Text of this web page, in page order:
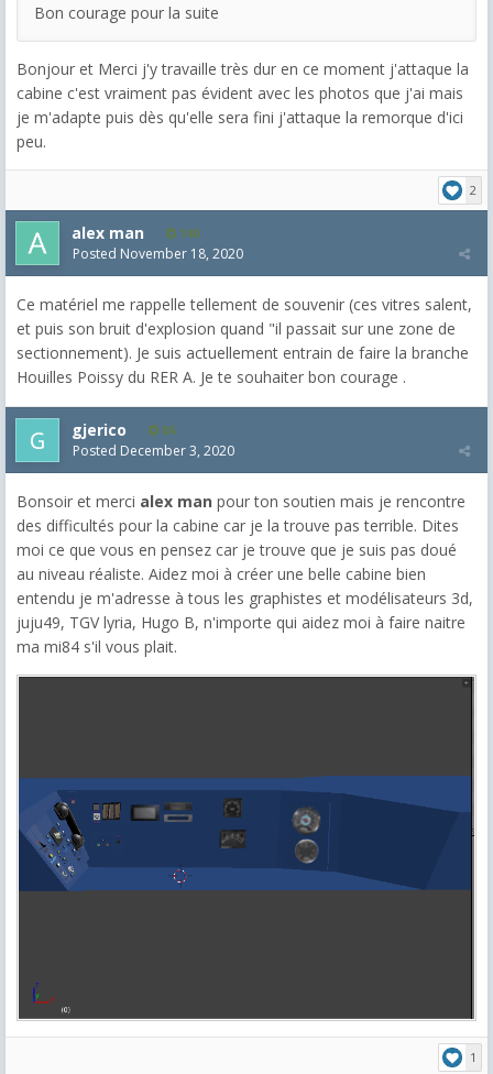
Bon courage pour la suite
Bonjour et Merci j'y travaille très dur en ce moment j'attaque la
cabine c'est vraiment pas évident avec les photos que j'ai mais
je m'adapte puis dès qu'elle sera fini j'attaque la remorque d'ici
peu.
2
alex man 140
Posted November 18, 2020
Ce matériel me rappelle tellement de souvenir (ces vitres salent,
et puis son bruit d'explosion quand "il passait sur une zone de
sectionnement). Je suis actuellement entrain de faire la branche
Houilles Poissy du RER A. Je te souhaiter bon courage .
gjerico 86
Posted December 3, 2020
Bonsoir et merci alex man pour ton soutien mais je rencontre
des difficultés pour la cabine car je la trouve pas terrible. Dites
moi ce que vous en pensez car je trouve que je suis pas doué
au niveau réaliste. Aidez moi à créer une belle cabine bien
entendu je m'adresse à tous les graphistes et modélisateurs 3d,
juju49, TGV lyria, Hugo B, n'importe qui aidez moi à faire naitre
ma mi84 s'il vous plait.
1